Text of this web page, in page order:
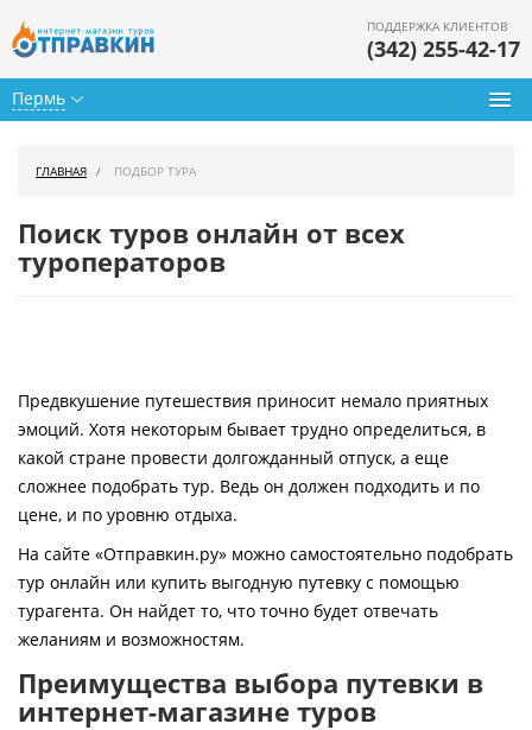
Пермь
ПОДДЕРЖКА КЛИЕНТОВ
(342) 255-42-17
Горящие туры
Страны
Как купить
Контакты
ГЛАВНАЯ ПОДБОР ТУРА
Поиск туров онлайн от всех
туроператоров
Предвкушение путешествия приносит немало приятных
эмоций. Хотя некоторым бывает трудно определиться, в
какой стране провести долгожданный отпуск, а еще
сложнее подобрать тур. Ведь он должен подходить и по
цене, и по уровню отдыха.
На сайте «Отправкин.ру» можно самостоятельно подобрать
тур онлайн или купить выгодную путевку с помощью
турагента. Он найдет то, что точно будет отвечать
желаниям и возможностям.
Преимущества выбора путевки в
интернет-магазине туров